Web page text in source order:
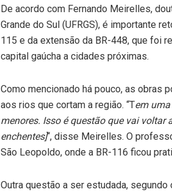
De acordo com Fernando Meirelles,
Grande do Sul (UFRGS), é importante
115 e da extensão da BR-448, que foi
capital gaúcha a cidades próximas.
Como mencionado há pouco, as obras
aos rios que cortam a região. “Tem
menores. Isso é questão que vai voltar
enchentes]“, disse Meirelles. O
São Leopoldo, onde a BR-116 ficou
Outra questão a ser estudada,